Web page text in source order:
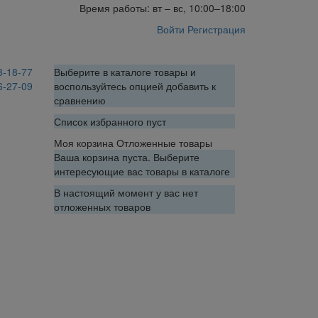
Время работы: вт – вс, 10:00–18:00
Войти Регистрация
18-77
27-09
Выберите в каталоге товары и
воспользуйтесь опцией добавить к
сравнению
Список избранного пуст
Моя корзина Отложенные товары
Ваша корзина пуста. Выберите
интересующие вас товары в каталоге
В настоящий момент у вас нет
отложенных товаров